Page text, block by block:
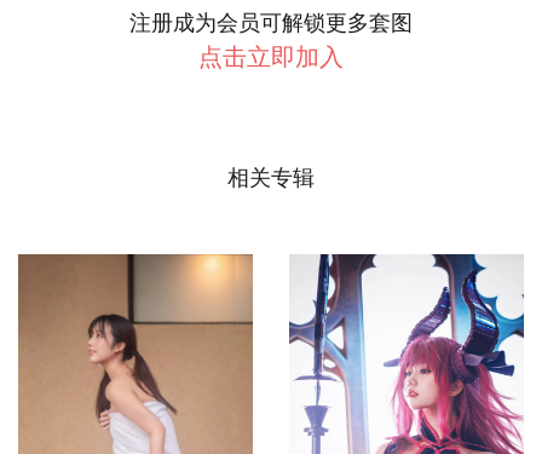
注册成为会员可解锁更多套图
点击立即加入
相关专辑